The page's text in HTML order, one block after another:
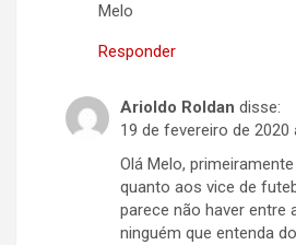
Melo
Responder
Arioldo Roldan disse:
19 de fevereiro de 2020
Olá Melo,
quanto aos vice de
parece não haver entre
ninguém que entenda